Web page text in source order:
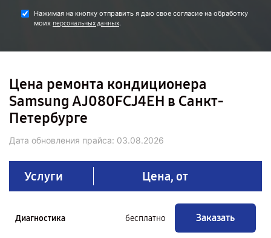
Нажимая на кнопку отправить я даю свое согласие на обработку
моих персональных данных.
Цена ремонта кондиционера
Samsung AJ080FCJ4EH в Санкт-
Петербурге
Дата обновления прайса: 03.08.2026
Услуги Цена, от
Диагностика бесплатно Заказать